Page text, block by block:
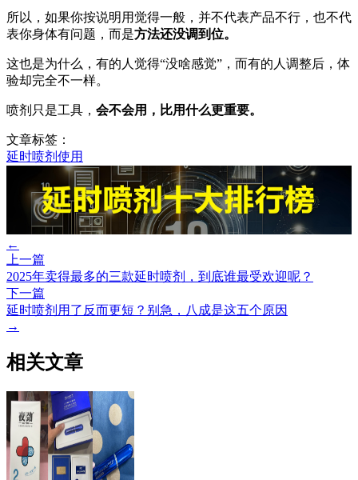
所以，如果你按说明用觉得一般，并不代表产品不行，也不代
表你身体有问题，而是方法还没调到位。
这也是为什么，有的人觉得“没啥感觉”，而有的人调整后，体
验却完全不一样。
喷剂只是工具， 会不会用，比用什么更重要。
文章标签：
延时喷剂使用
←
上一篇
2025年卖得最多的三款延时喷剂，到底谁最受欢迎呢？
下一篇
延时喷剂用了反而更短？别急，八成是这五个原因
→
相关文章